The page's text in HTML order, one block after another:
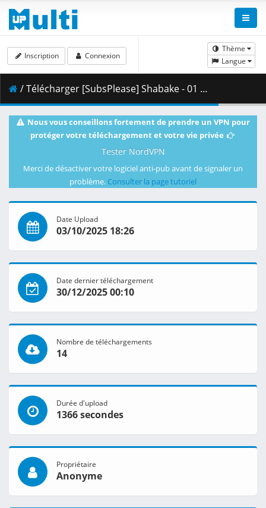
Thème
Langue
Inscription Connexion
/ Télécharger [SubsPlease] Shabake - 01 (1080p) [7E3C60B0].mkv.001 ( 443.02 MB )
Nous vous conseillons fortement de prendre un VPN pour
protéger votre téléchargement et votre vie privée
Tester NordVPN
Merci de désactiver votre logiciel anti-pub avant de signaler un
problème. Consulter la page tutoriel
Date Upload
03/10/2025 18:26
Date dernier téléchargement
30/12/2025 00:10
Nombre de téléchargements
14
Durée d'upload
1366 secondes
Propriétaire
Anonyme